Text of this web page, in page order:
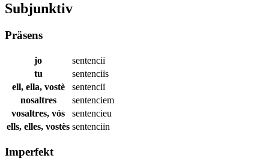
Subjunktiv
Präsens
jo
sentenciï
tu
sentenciïs
ell, ella, vostè
sentenciï
nosaltres
sentenciem
vosaltres, vós
sentencieu
ells, elles, vostès sentenciïn
Imperfekt